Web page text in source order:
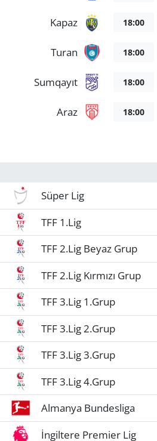
Kapaz 18:00
Turan 18:00
Sumqayıt 18:00
Araz 18:00
Süper Lig
TFF 1.Lig
TFF 2.Lig Beyaz Grup
TFF 2.Lig Kırmızı Grup
TFF 3.Lig 1.Grup
TFF 3.Lig 2.Grup
TFF 3.Lig 3.Grup
TFF 3.Lig 4.Grup
Almanya Bundesliga
İngiltere Premier Lig